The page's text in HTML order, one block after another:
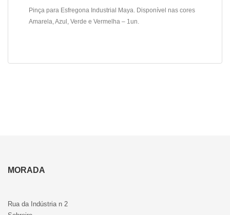
Pinça para Esfregona Industrial Maya. Disponível nas cores
Amarela, Azul, Verde e Vermelha – 1un.
MORADA
Rua da Indústria n 2